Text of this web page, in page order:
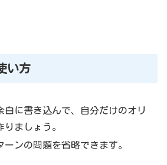
い方
白に書き込んで、自分だけのオリ
ましょう。
ーンの問題を省略できます。